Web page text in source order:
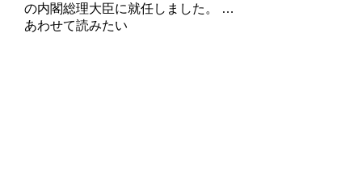
の内閣総理大臣に就任しました。 …
あわせて読みたい